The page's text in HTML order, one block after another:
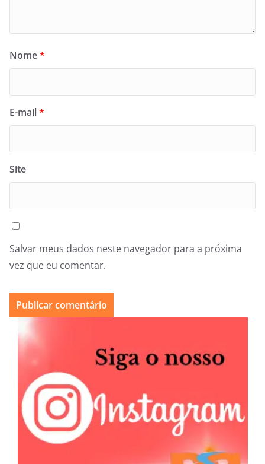
Nome*
E-mail*
Site
Salvar meus dados neste navegador para a próxima
vez que eu comentar.